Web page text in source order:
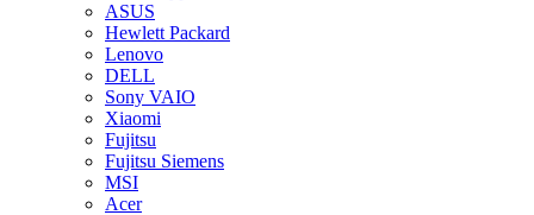
ASUS
Hewlett Packard
Lenovo
DELL
Sony VAIO
Xiaomi
Fujitsu
Fujitsu Siemens
MSI
Acer